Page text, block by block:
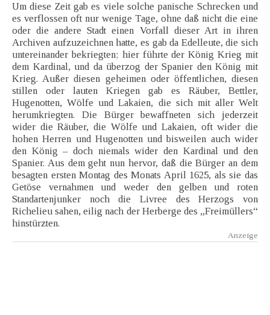
Um diese Zeit gab es viele solche panische Schrecken und
es verflossen oft nur wenige Tage, ohne daß nicht die eine
oder die andere Stadt einen Vorfall dieser Art in ihren
Archiven aufzuzeichnen hatte, es gab da Edelleute, die sich
untereinander bekriegten; hier führte der König Krieg mit
dem Kardinal, und da überzog der Spanier den König mit
Krieg. Außer diesen geheimen oder öffentlichen, diesen
stillen oder lauten Kriegen gab es Räuber, Bettler,
Hugenotten, Wölfe und Lakaien, die sich mit aller Welt
herumkriegten. Die Bürger bewaffneten sich jederzeit
wider die Räuber, die Wölfe und Lakaien, oft wider die
hohen Herren und Hugenotten und bisweilen auch wider
den König – doch niemals wider den Kardinal und den
Spanier. Aus dem geht nun hervor, daß die Bürger an dem
besagten ersten Montag des Monats April 1625, als sie das
Getöse vernahmen und weder den gelben und roten
Standartenjunker noch die Livree des Herzogs von
Richelieu sahen, eilig nach der Herberge des „Freimüllers“
hinstürzten.